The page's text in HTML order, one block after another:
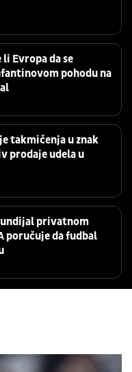
li Evropa da se
pohodu na
takmičenja u znak
prodaje udela u
privatnom
poručuje da fudbal